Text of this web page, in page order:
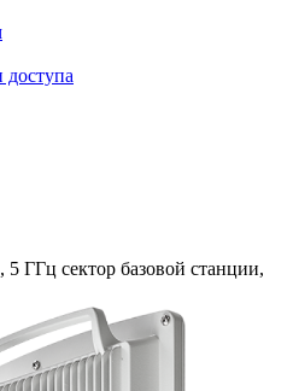
доступа
ГГц сектор базовой станции,